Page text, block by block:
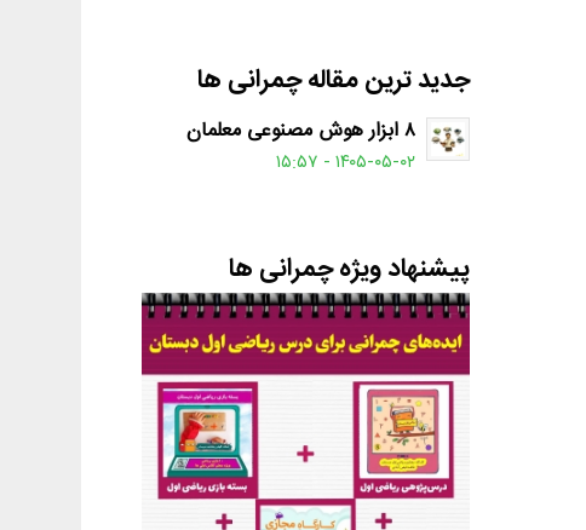
جدید ترین مقاله چمرانی ها
۸ ابزار هوش مصنوعی معلمان
۱۴۰۵-۰۵-۰۲ - ۱۵:۵۷
پیشنهاد ویژه چمرانی ها